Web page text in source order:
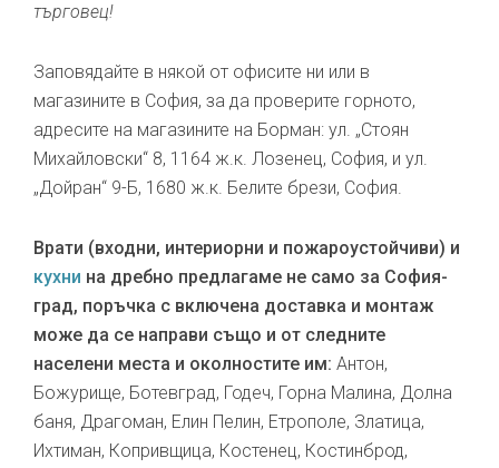
търговец!
Заповядайте в някой от офисите ни или в
магазините в София, за да проверите горното,
адресите на магазините на Борман: ул. „Стоян
Михайловски“ 8, 1164 ж.к. Лозенец, София, и ул.
„Дойран“ 9-Б, 1680 ж.к. Белите брези, София.
Врати (входни, интериорни и пожароустойчиви) и
кухни на дребно предлагаме не само за София-
град, поръчка с включена доставка и монтаж
може да се направи също и от следните
населени места и околностите им: Антон,
Божурище, Ботевград, Годеч, Горна Малина, Долна
баня, Драгоман, Елин Пелин, Етрополе, Златица,
Ихтиман, Копривщица, Костенец, Костинброд,